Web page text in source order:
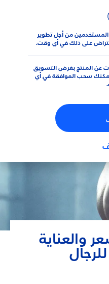
من أجل تطوير
على ذلك في أي وقت.
عن المنتج بغرض التسويق
سحب الموافقة في أي
أيها الرجل كثير الشعر؟
والعناية